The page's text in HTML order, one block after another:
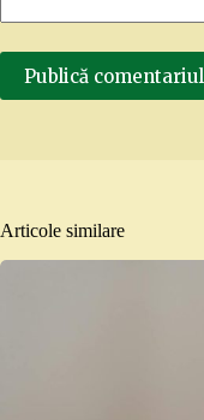
Publică comentariul
Articole similare